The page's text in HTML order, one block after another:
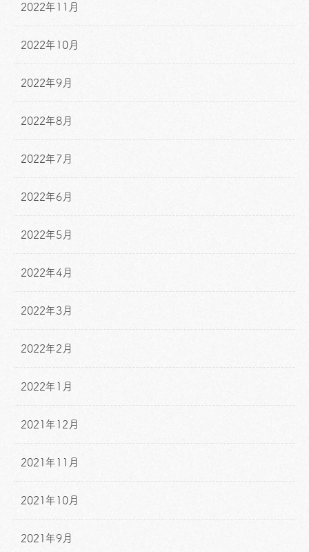
2022年11月
2022年10月
2022年9月
2022年8月
2022年7月
2022年6月
2022年5月
2022年4月
2022年3月
2022年2月
2022年1月
2021年12月
2021年11月
2021年10月
2021年9月